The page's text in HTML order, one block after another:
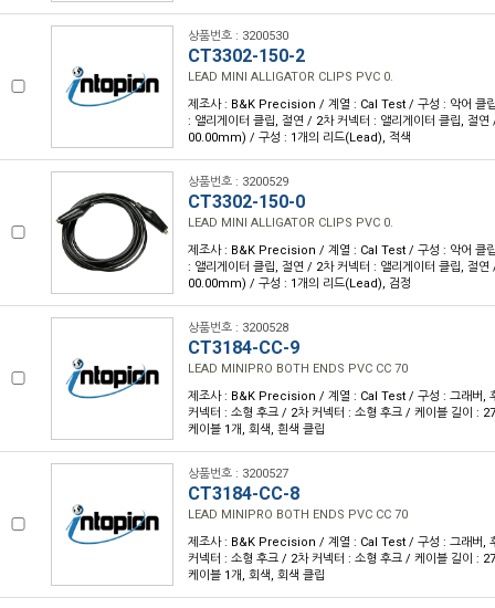
상품번호 : 3200530
CT3302-150-2
LEAD MINI ALLIGATOR CLIPS PVC 0.
제조사 : B&K Precision / 계열 : Cal Test / 구성 : 악어 클
: 앨리게이터 클립, 절연 / 2차 커넥터 : 앨리게이터 클립, 절
00.00mm) / 구성 : 1개의 리드(Lead), 적색
상품번호 : 3200529
CT3302-150-0
LEAD MINI ALLIGATOR CLIPS PVC 0.
제조사 : B&K Precision / 계열 : Cal Test / 구성 : 악어 클
: 앨리게이터 클립, 절연 / 2차 커넥터 : 앨리게이터 클립, 절
00.00mm) / 구성 : 1개의 리드(Lead), 검정
상품번호 : 3200528
CT3184-CC-9
LEAD MINIPRO BOTH ENDS PVC CC 70
제조사 : B&K Precision / 계열 : Cal Test / 구성 : 그래버,
커넥터 : 소형 후크 / 2차 커넥터 : 소형 후크 / 케이블 길이 :
케이블 1개, 회색, 흰색 클립
상품번호 : 3200527
CT3184-CC-8
LEAD MINIPRO BOTH ENDS PVC CC 70
제조사 : B&K Precision / 계열 : Cal Test / 구성 : 그래버,
커넥터 : 소형 후크 / 2차 커넥터 : 소형 후크 / 케이블 길이 :
케이블 1개, 회색, 회색 클립